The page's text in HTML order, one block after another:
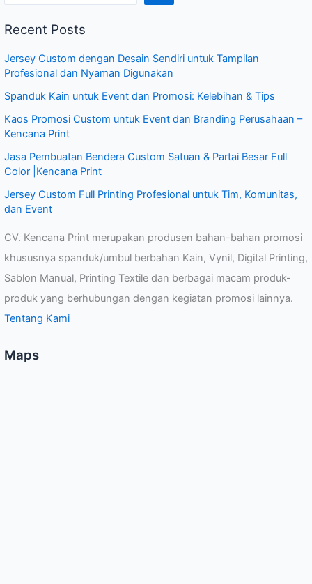
Recent Posts
Jersey Custom dengan Desain Sendiri untuk Tampilan
Profesional dan Nyaman Digunakan
Spanduk Kain untuk Event dan Promosi: Kelebihan & Tips
Kaos Promosi Custom untuk Event dan Branding Perusahaan –
Kencana Print
Jasa Pembuatan Bendera Custom Satuan & Partai Besar Full
Color |Kencana Print
Jersey Custom Full Printing Profesional untuk Tim, Komunitas,
dan Event
CV. Kencana Print merupakan produsen bahan-bahan promosi
khususnya spanduk/umbul berbahan Kain, Vynil, Digital Printing,
Sablon Manual, Printing Textile dan berbagai macam produk-
produk yang berhubungan dengan kegiatan promosi lainnya.
Tentang Kami
Maps